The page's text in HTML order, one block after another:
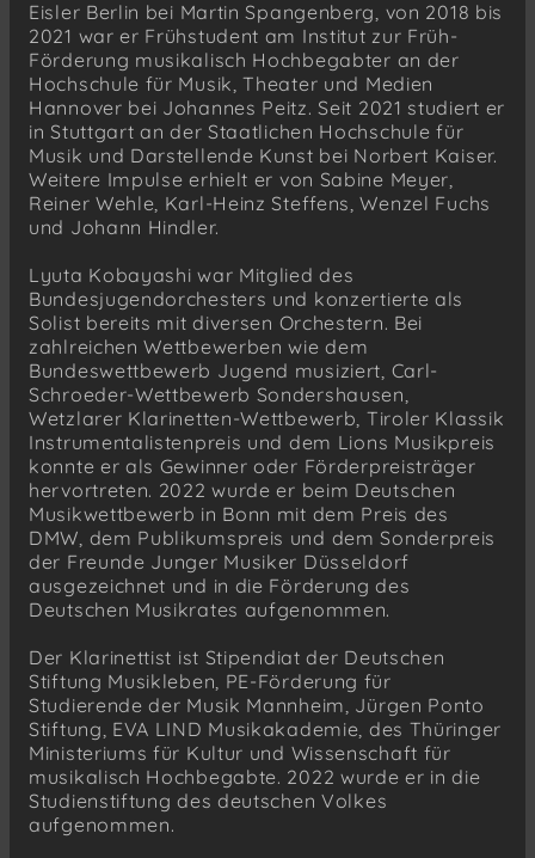
Eisler Berlin bei Martin Spangenberg, von 2018 bis
2021 war er Frühstudent am Institut zur Früh-
Förderung musikalisch Hochbegabter an der
Hochschule für Musik, Theater und Medien
Hannover bei Johannes Peitz. Seit 2021 studiert er
in Stuttgart an der Staatlichen Hochschule für
Musik und Darstellende Kunst bei Norbert Kaiser.
Weitere Impulse erhielt er von Sabine Meyer,
Reiner Wehle, Karl-Heinz Steffens, Wenzel Fuchs
und Johann Hindler.
Lyuta Kobayashi war Mitglied des
Bundesjugendorchesters und konzertierte als
Solist bereits mit diversen Orchestern. Bei
zahlreichen Wettbewerben wie dem
Bundeswettbewerb Jugend musiziert, Carl-
Schroeder-Wettbewerb Sondershausen,
Wetzlarer Klarinetten-Wettbewerb, Tiroler Klassik
Instrumentalistenpreis und dem Lions Musikpreis
konnte er als Gewinner oder Förderpreisträger
hervortreten. 2022 wurde er beim Deutschen
Musikwettbewerb in Bonn mit dem Preis des
DMW, dem Publikumspreis und dem Sonderpreis
der Freunde Junger Musiker Düsseldorf
ausgezeichnet und in die Förderung des
Deutschen Musikrates aufgenommen.
Der Klarinettist ist Stipendiat der Deutschen
Stiftung Musikleben, PE-Förderung für
Studierende der Musik Mannheim, Jürgen Ponto
Stiftung, EVA LIND Musikakademie, des Thüringer
Ministeriums für Kultur und Wissenschaft für
musikalisch Hochbegabte. 2022 wurde er in die
Studienstiftung des deutschen Volkes
aufgenommen.